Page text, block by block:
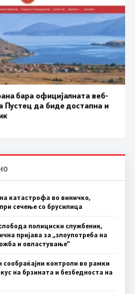
бара официјалната веб-
Пустец да биде достапна и
катастрофа во виничко,
сечење со брусилица
полициски службеник,
пријава за „злоупотреба на
и овластување”
сообраќајни контроли во рамки
на брзината и безбедноста на